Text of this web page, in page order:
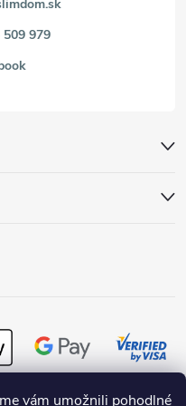
vám umožnili pohodlné
509 979